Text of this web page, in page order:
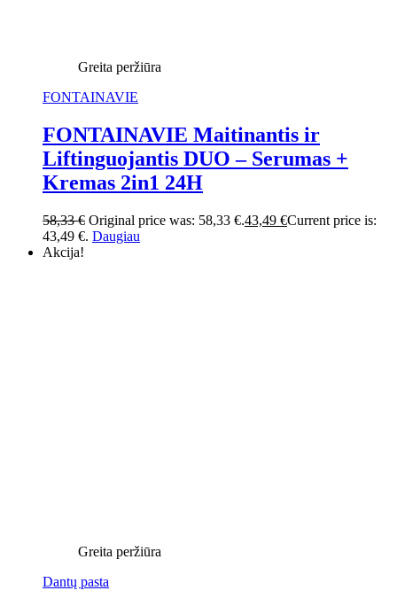
Greita peržiūra
FONTAINAVIE
FONTAINAVIE Maitinantis ir
Liftinguojantis DUO – Serumas +
Kremas 2in1 24H
58,33€ Original price was: 58,33 €.43,49 €Current price is:
43,49 €. Daugiau
Akcija!
Greita peržiūra
Dantų pasta